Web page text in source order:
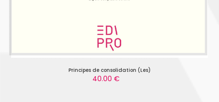
Principes de consolidation (Les)
40.00 €